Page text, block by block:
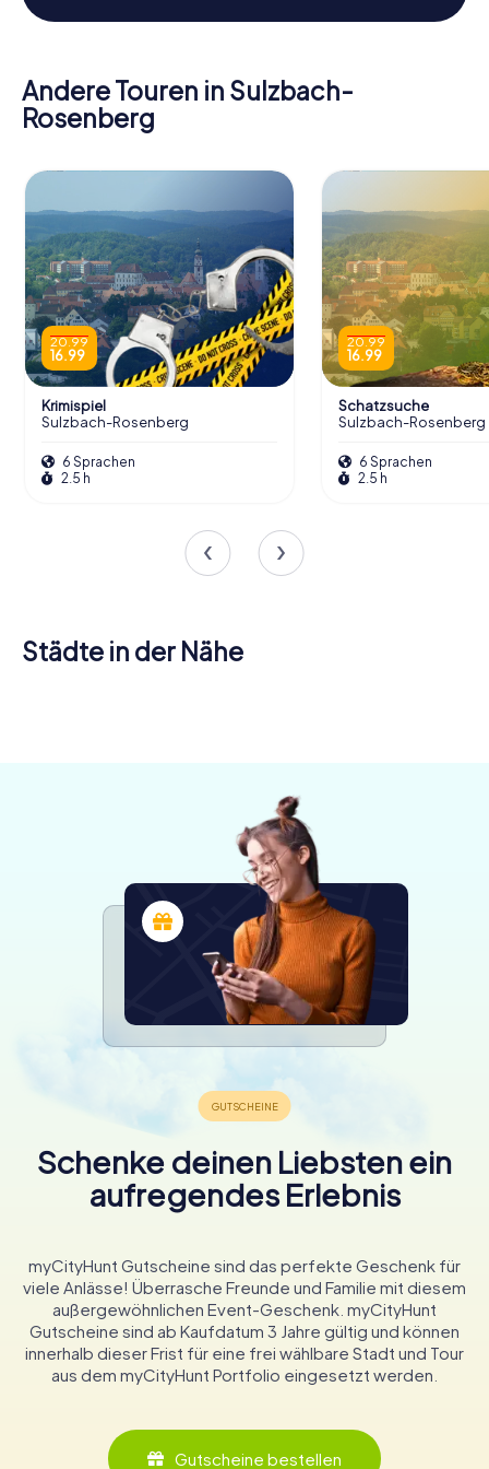
Andere Touren in Sulzbach-
Rosenberg
20.99
16.99
Krimispiel
Sulzbach-Rosenberg
6 Sprachen
2.5 h
20.99
16.99
Schatzsuche
Sulzbach-Rosenberg
6 Sprachen
2.5 h
Städte in der Nähe
Schenke deinen Liebsten ein
aufregendes Erlebnis
myCityHunt Gutscheine sind das perfekte Geschenk für
viele Anlässe! Überrasche Freunde und Familie mit diesem
außergewöhnlichen Event-Geschenk. myCityHunt
Gutscheine sind ab Kaufdatum 3 Jahre gültig und können
innerhalb dieser Frist für eine frei wählbare Stadt und Tour
aus dem myCityHunt Portfolio eingesetzt werden.
Gutscheine bestellen